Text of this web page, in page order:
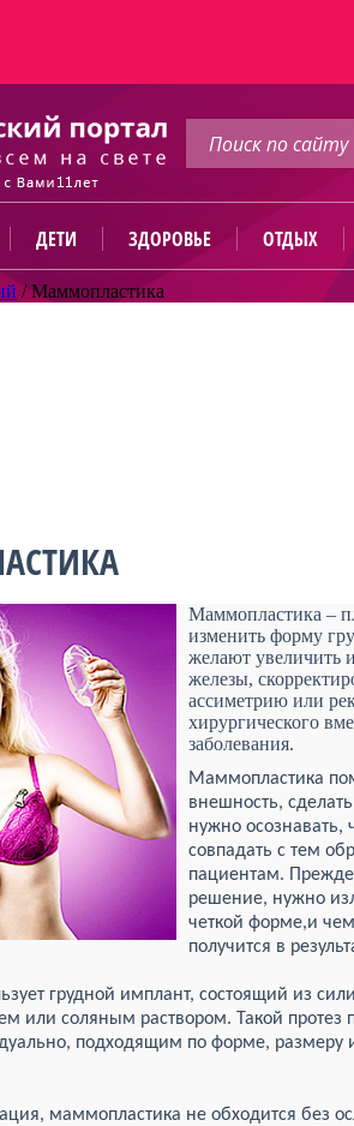
ДЕТИ ЗДОРОВЬЕ ОТДЫХ
/Маммопластика
Маммопластика –
изменить форму
желают увеличить
железы,
ассиметрию или
хирургического
заболевания.
Маммопластика
внешность,
нужно осознавать,
совпадать с тем
пациентам.
решение, нужно
четкой форме,и
получится в
грудной имплант, состоящий из
или соляным раствором. Такой протез
подходящим по форме, размеру
маммопластика не обходится без